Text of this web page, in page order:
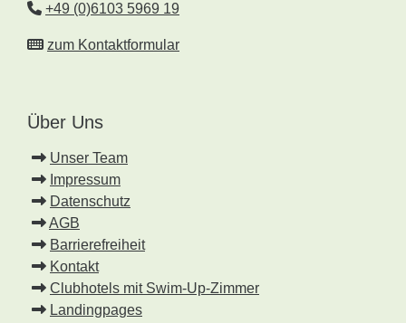
+49 (0)6103 5969 19
zum Kontaktformular
Über Uns
Unser Team
Impressum
Datenschutz
AGB
Barrierefreiheit
Kontakt
Clubhotels mit Swim-Up-Zimmer
Landingpages